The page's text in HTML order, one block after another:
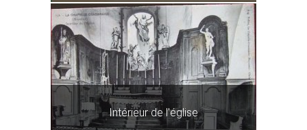
Intérieur de l'église